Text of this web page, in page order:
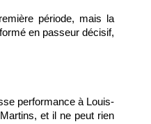
période, mais la
en passeur décisif,
performance à Louis-
et il ne peut rien